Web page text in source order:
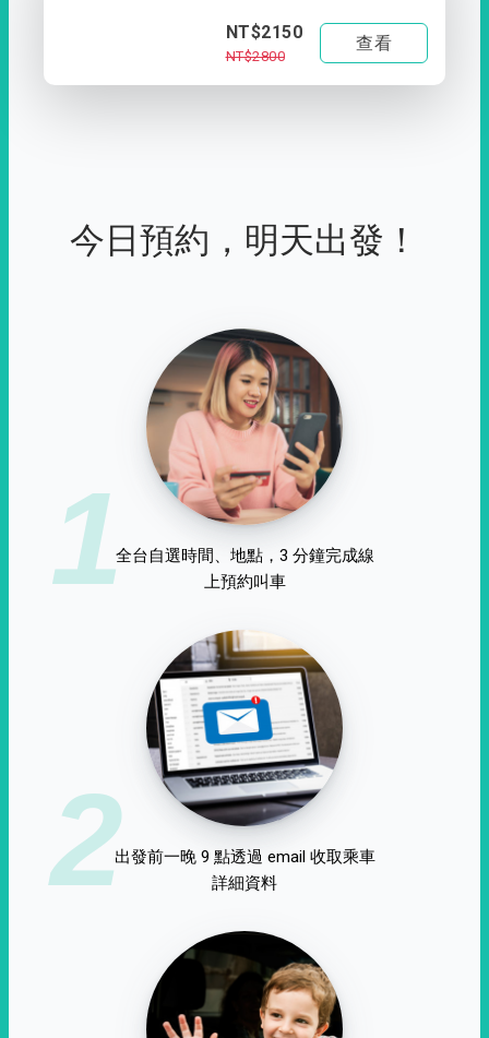
NT$2150
NT$2800
查看
今日預約，明天出發！
1全台自選時間、地點，3 分鐘完成線
上預約叫車
2出發前一晚 9 點透過 email 收取乘車
詳細資料